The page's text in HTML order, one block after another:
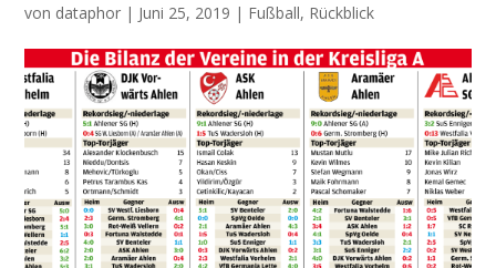
von dataphor | Juni 25, 2019 | Fußball, Rückblick